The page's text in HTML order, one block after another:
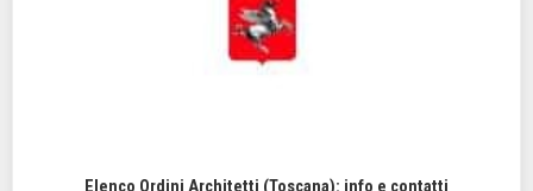
Elenco Ordini Architetti (Toscana): info e contatti